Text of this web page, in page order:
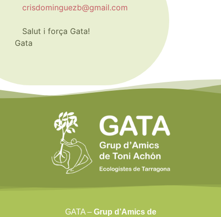
crisdominguezb@gmail.com
Salut i força Gata!
Gata
GATA – Grup d’Amics de